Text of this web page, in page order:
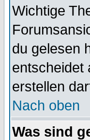
Wichtige
du gelesen
entscheidet
erstellen
Nach oben
Was sind